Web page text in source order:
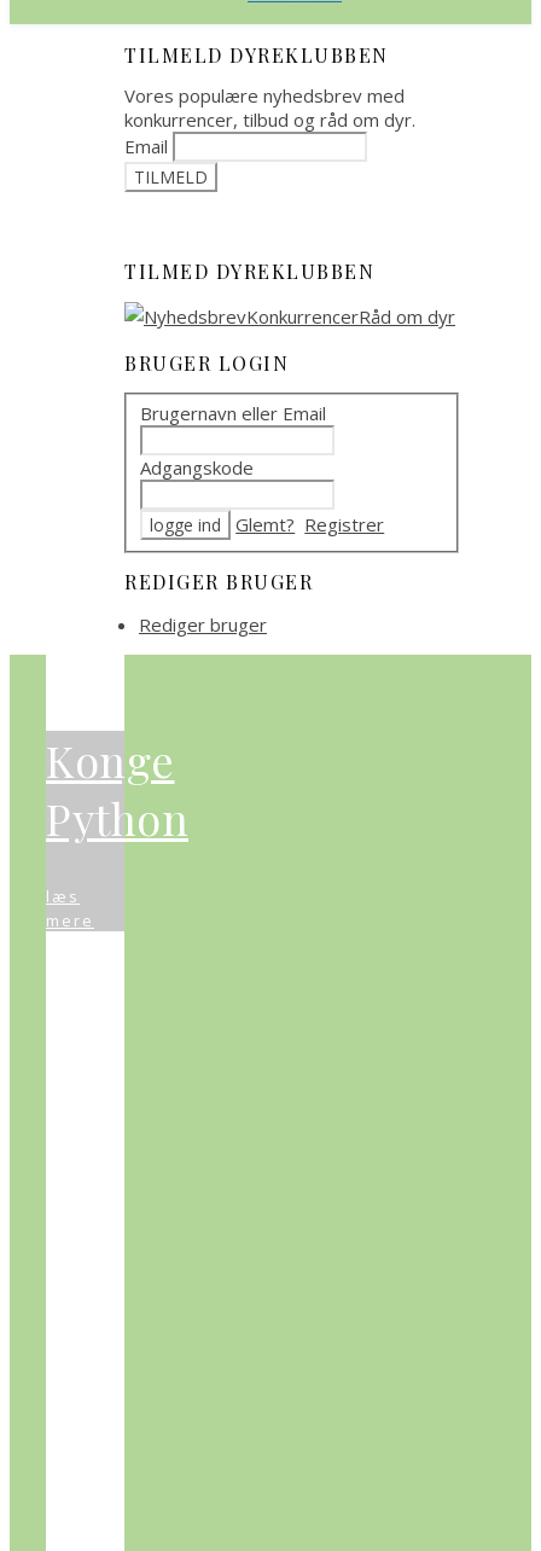
Konge
Python
læs
mere
TILMELD DYREKLUBBEN
Vores populære nyhedsbrev med
konkurrencer, tilbud og råd om dyr.
Email
TILMED DYREKLUBBEN
BRUGER LOGIN
Brugernavn eller Email
Adgangskode
Glemt? Registrer
REDIGER BRUGER
Rediger bruger